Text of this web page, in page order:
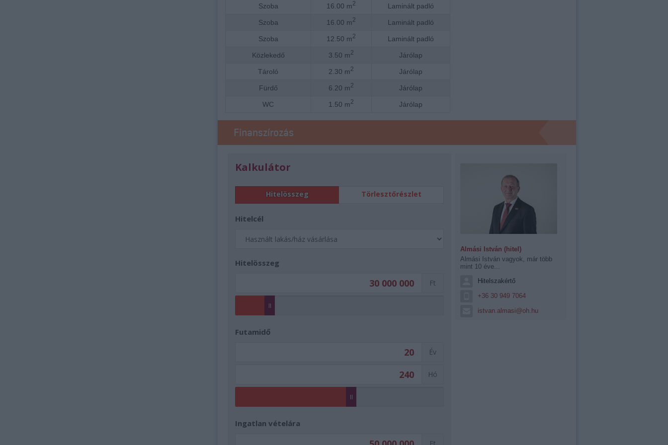
Szoba 16.00 m2 Laminált padló
Szoba 16.00 m2 Laminált padló
Szoba 12.50 m2 Laminált padló
Közlekedő 3.50 m2 Járólap
Tároló 2.30 m2 Járólap
Fürdő 6.20 m2 Járólap
WC 1.50 m2 Járólap
Finanszírozás
Almási István (hitel)
Almási István vagyok, már több
mint 10 éve...
Hitelszakértő
+36 30 949 7064
istvan.almasi@oh.hu